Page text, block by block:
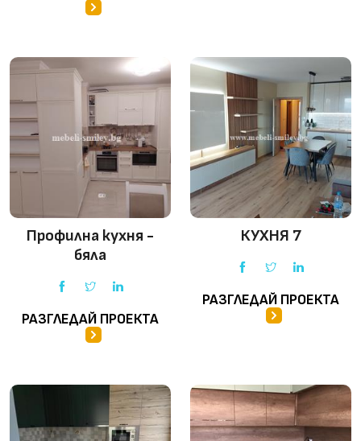
Профилна кухня -
бяла
РАЗГЛЕДАЙ ПРОЕКТА
КУХНЯ 7
РАЗГЛЕДАЙ ПРОЕКТА